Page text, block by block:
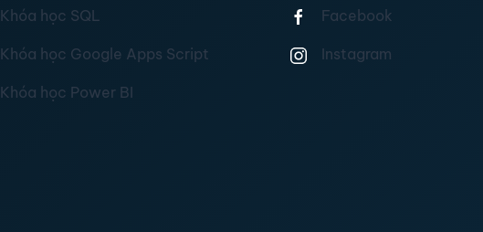
Khóa học SQL
Khóa học Google Apps Script
Khóa học Power BI
Facebook
Instagram